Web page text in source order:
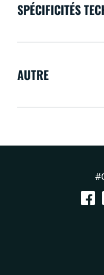
SPÉCIFICITÉS
AUTRE